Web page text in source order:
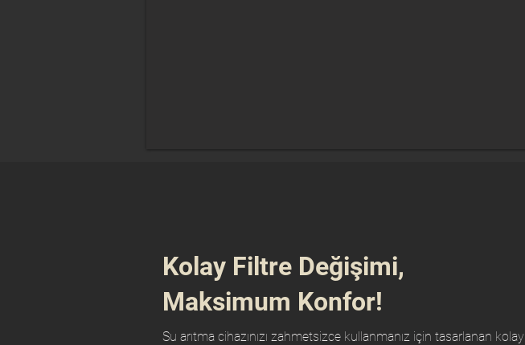
Kolay Filtre Değişimi,
Maksimum Konfor!
Su arıtma cihazınızı zahmetsizce kullanmanız için tasarlanan kolay